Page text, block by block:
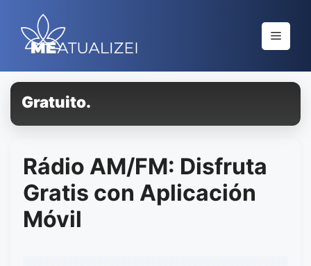
contenido
Menú
Gratuito.
Rádio AM/FM: Disfruta
Gratis con Aplicación
Móvil